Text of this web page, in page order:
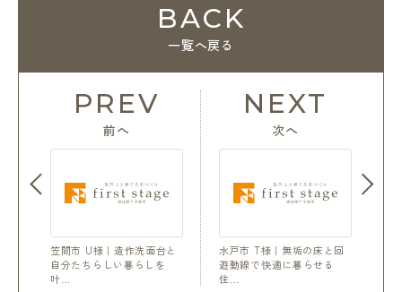
PREV
前へ
笠間市 U様｜造作洗面台と
自分たちらしい暮らしを
叶…
BACK
一覧へ戻る
水戸市 T様｜無垢の床と回
遊動線で快適に暮らせる
住…
NEXT
次へ